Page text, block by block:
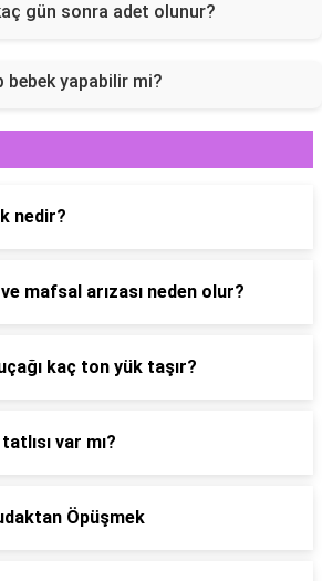
gün sonra adet olunur?
yapabilir mi?
nedir?
mafsal arızası neden olur?
kaç ton yük taşır?
var mı?
Öpüşmek